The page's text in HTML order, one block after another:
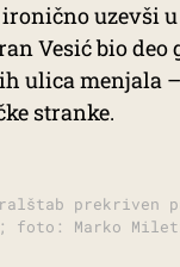
uzevši
Vesić bio
ulica menjala
stranke.
prekriven
foto: Marko